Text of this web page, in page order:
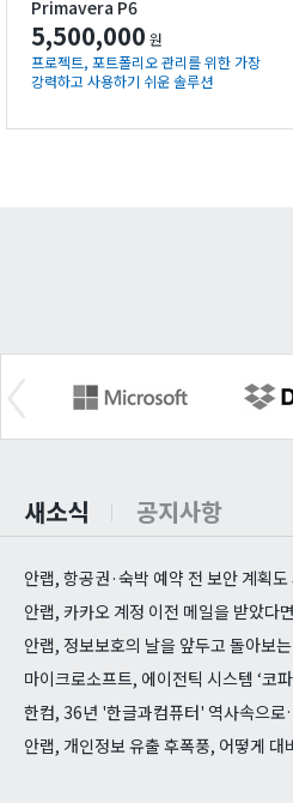
Primavera P6
5,500,000 원
프로젝트, 포트폴리오 관리를 위한 가장
강력하고 사용하기 쉬운 솔루션
새소식 공지사항
안랩, 항공권·숙박 예약 전 보안 계획
안랩, 카카오 계정 이전 메일을 받았다
안랩, 정보보호의 날을 앞두고 돌아보
마이크로소프트, 에이전틱 시스템 ‘코
한컴, 36년 '한글과컴퓨터' 역사속으
안랩, 개인정보 유출 후폭풍, 어떻게 대